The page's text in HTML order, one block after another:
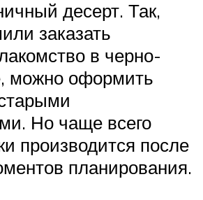
десерт. Так,
заказать
в черно-
можно оформить
Но чаще всего
производится после
планирования.